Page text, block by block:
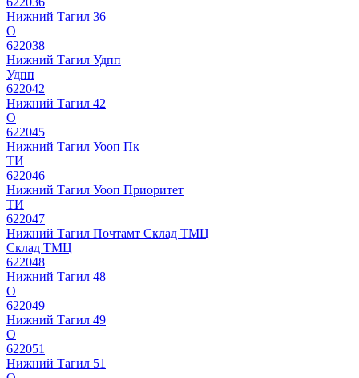
Нижний Тагил 36
О
622038
Нижний Тагил Удпп
Удпп
622042
Нижний Тагил 42
О
622045
Нижний Тагил Уооп Пк
ТИ
622046
Нижний Тагил Уооп Приоритет
ТИ
622047
Нижний Тагил Почтамт Склад ТМЦ
Склад ТМЦ
622048
Нижний Тагил 48
О
622049
Нижний Тагил 49
О
622051
Нижний Тагил 51